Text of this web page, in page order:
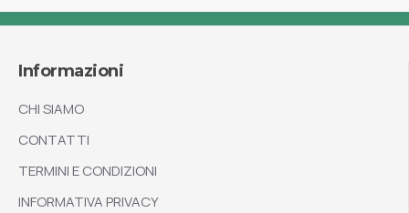
Informazioni
CHI SIAMO
CONTATTI
TERMINI E CONDIZIONI
INFORMATIVA PRIVACY